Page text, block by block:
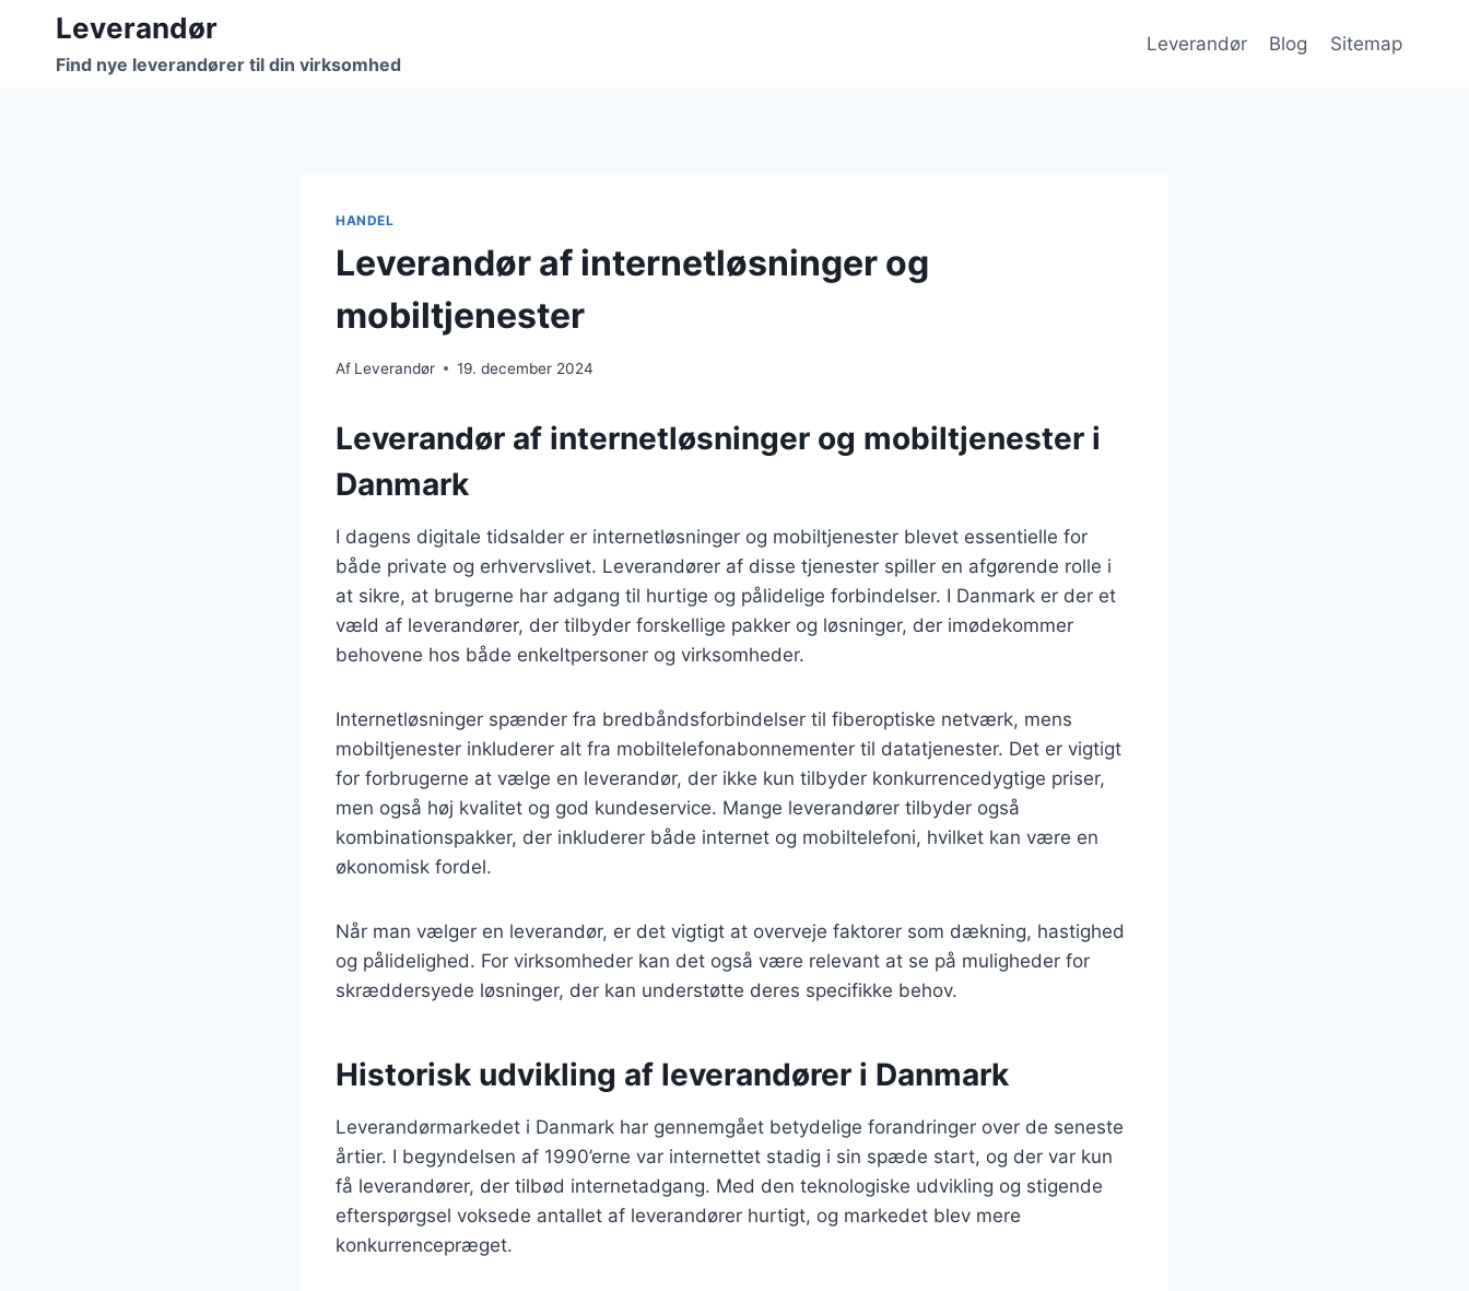
Fortsæt
indhold
Leverandør
Find nye leverandører til din virksomhed
Leverandør Blog Sitemap
HANDEL
Leverandør af internetløsninger og
mobiltjenester
Af Leverandør 19. december 2024
Leverandør af internetløsninger og mobiltjenester i
Danmark
I dagens digitale tidsalder er internetløsninger og mobiltjenester blevet essentielle for
både private og erhvervslivet. Leverandører af disse tjenester spiller en afgørende rolle i
at sikre, at brugerne har adgang til hurtige og pålidelige forbindelser. I Danmark er der et
væld af leverandører, der tilbyder forskellige pakker og løsninger, der imødekommer
behovene hos både enkeltpersoner og virksomheder.
Internetløsninger spænder fra bredbåndsforbindelser til fiberoptiske netværk, mens
mobiltjenester inkluderer alt fra mobiltelefonabonnementer til datatjenester. Det er vigtigt
for forbrugerne at vælge en leverandør, der ikke kun tilbyder konkurrencedygtige priser,
men også høj kvalitet og god kundeservice. Mange leverandører tilbyder også
kombinationspakker, der inkluderer både internet og mobiltelefoni, hvilket kan være en
økonomisk fordel.
Når man vælger en leverandør, er det vigtigt at overveje faktorer som dækning, hastighed
og pålidelighed. For virksomheder kan det også være relevant at se på muligheder for
skræddersyede løsninger, der kan understøtte deres specifikke behov.
Historisk udvikling af leverandører i Danmark
Leverandørmarkedet i Danmark har gennemgået betydelige forandringer over de seneste
årtier. I begyndelsen af 1990’erne var internettet stadig i sin spæde start, og der var kun
få leverandører, der tilbød internetadgang. Med den teknologiske udvikling og stigende
efterspørgsel voksede antallet af leverandører hurtigt, og markedet blev mere
konkurrencepræget.